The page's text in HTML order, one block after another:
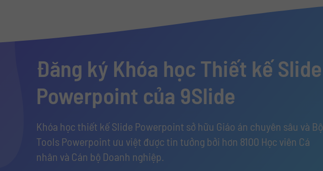
Đăng ký Khóa học Thiết kế Slide
Powerpoint của 9Slide
Khóa học thiết kế Slide Powerpoint sở hữu Giáo án chuyên sâu và Bộ
Tools Powerpoint ưu việt được tin tưởng bởi hơn 8100 Học viên Cá
nhân và Cán bộ Doanh nghiệp.